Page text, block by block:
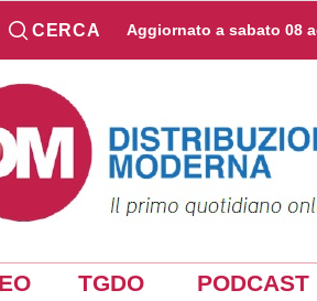
CERCA Aggiornato a sabato 08
TGDO PODCAST